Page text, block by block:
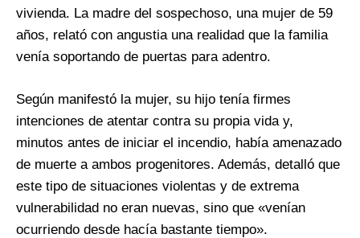
vivienda. La madre del sospechoso, una mujer de 59
años, relató con angustia una realidad que la familia
venía soportando de puertas para adentro.
Según manifestó la mujer, su hijo tenía firmes
intenciones de atentar contra su propia vida y,
minutos antes de iniciar el incendio, había amenazado
de muerte a ambos progenitores. Además, detalló que
este tipo de situaciones violentas y de extrema
vulnerabilidad no eran nuevas, sino que «venían
ocurriendo desde hacía bastante tiempo».